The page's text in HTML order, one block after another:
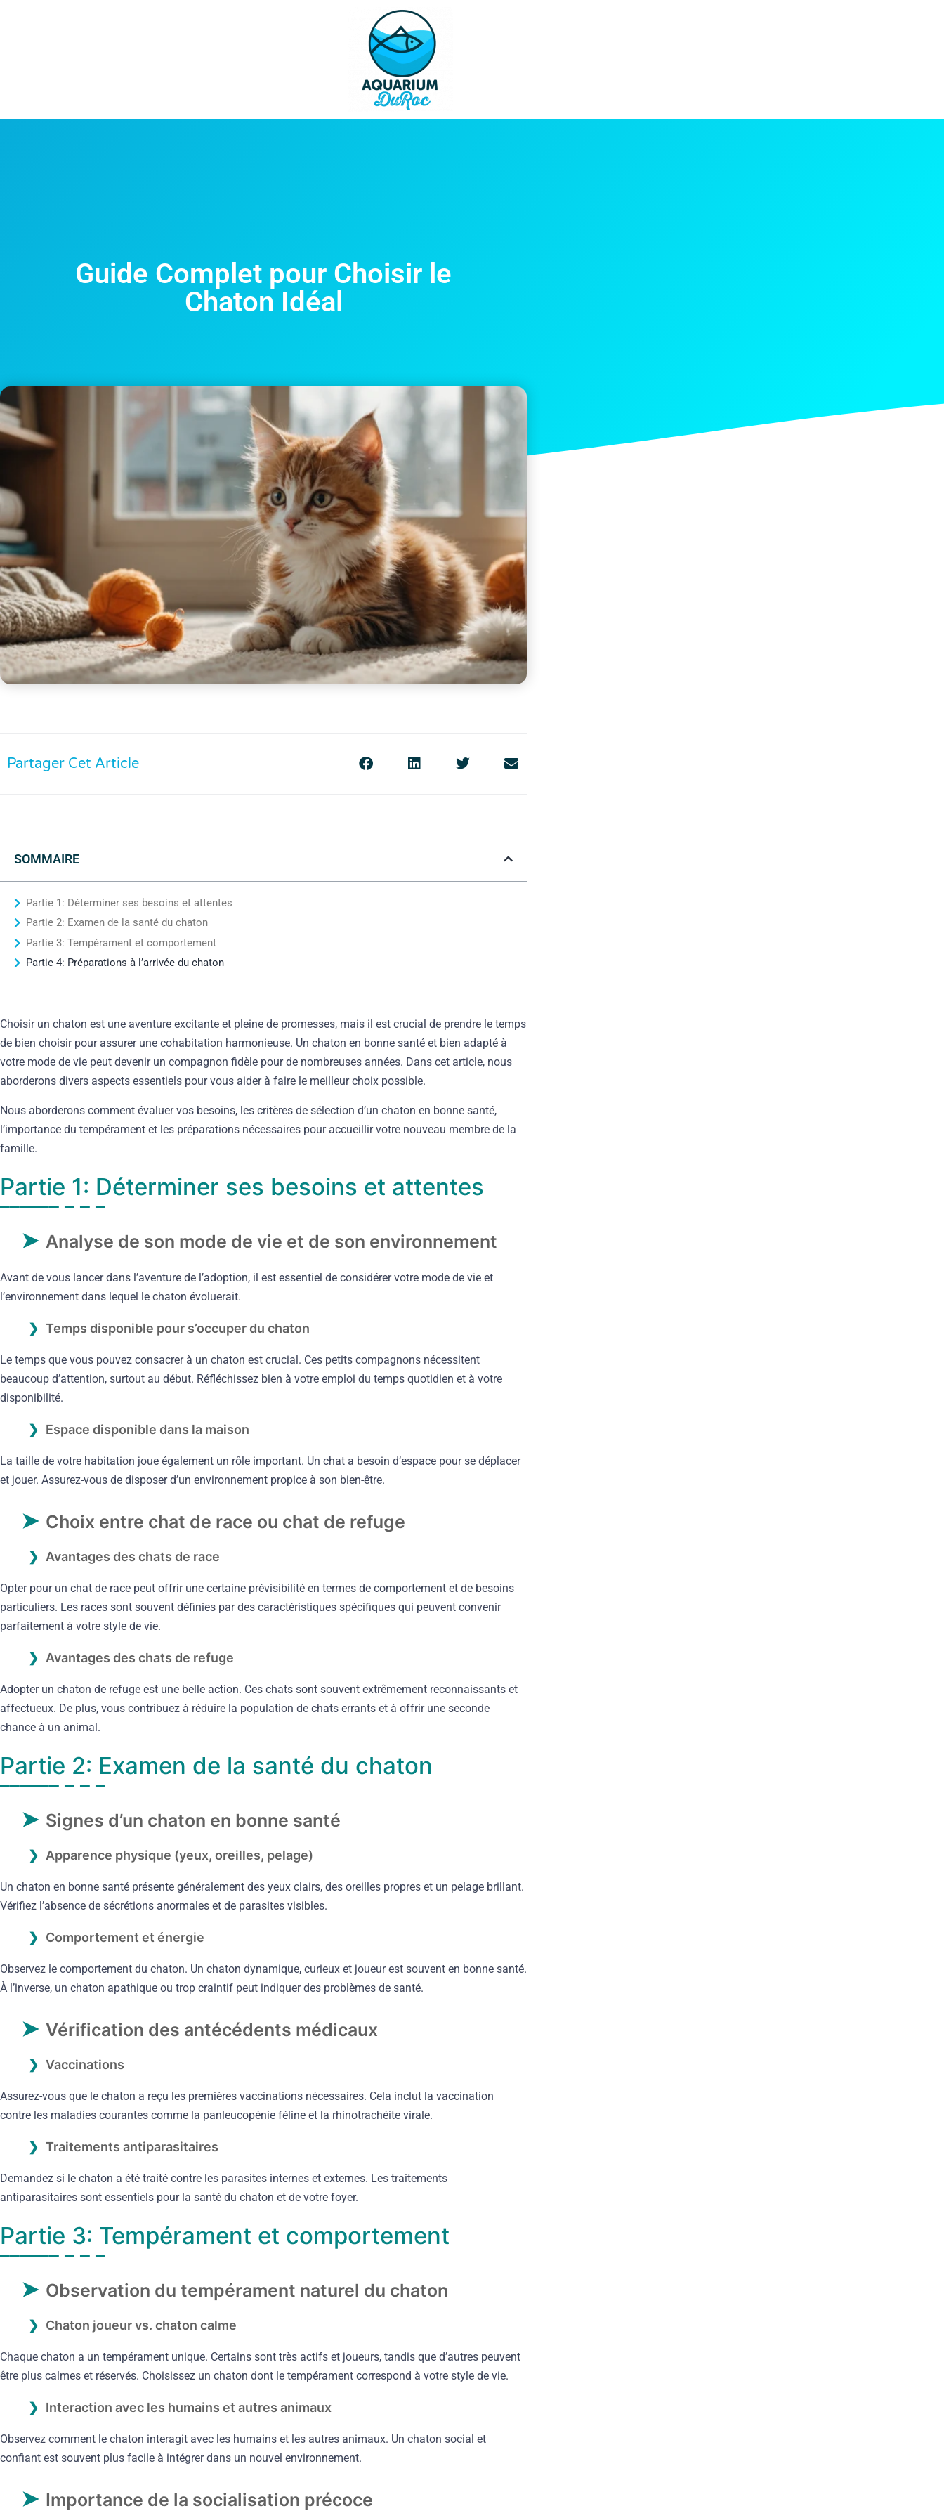
Guide Complet pour Choisir le
Chaton Idéal
Partager Cet Article
SOMMAIRE
Partie 1: Déterminer ses besoins et attentes
Partie 2: Examen de la santé du chaton
Partie 3: Tempérament et comportement
Partie 4: Préparations à l’arrivée du chaton
Choisir un chaton est une aventure excitante et pleine de promesses, mais il est crucial de prendre le temps
de bien choisir pour assurer une cohabitation harmonieuse. Un chaton en bonne santé et bien adapté à
votre mode de vie peut devenir un compagnon fidèle pour de nombreuses années. Dans cet article, nous
aborderons divers aspects essentiels pour vous aider à faire le meilleur choix possible.
Nous aborderons comment évaluer vos besoins, les critères de sélection d’un chaton en bonne santé,
l’importance du tempérament et les préparations nécessaires pour accueillir votre nouveau membre de la
famille.
Partie 1: Déterminer ses besoins et attentes
Analyse de son mode de vie et de son environnement
Avant de vous lancer dans l’aventure de l’adoption, il est essentiel de considérer votre mode de vie et
l’environnement dans lequel le chaton évoluerait.
Temps disponible pour s’occuper du chaton
Le temps que vous pouvez consacrer à un chaton est crucial. Ces petits compagnons nécessitent
beaucoup d’attention, surtout au début. Réfléchissez bien à votre emploi du temps quotidien et à votre
disponibilité.
Espace disponible dans la maison
La taille de votre habitation joue également un rôle important. Un chat a besoin d’espace pour se déplacer
et jouer. Assurez-vous de disposer d’un environnement propice à son bien-être.
Choix entre chat de race ou chat de refuge
Avantages des chats de race
Opter pour un chat de race peut offrir une certaine prévisibilité en termes de comportement et de besoins
particuliers. Les races sont souvent définies par des caractéristiques spécifiques qui peuvent convenir
parfaitement à votre style de vie.
Avantages des chats de refuge
Adopter un chaton de refuge est une belle action. Ces chats sont souvent extrêmement reconnaissants et
affectueux. De plus, vous contribuez à réduire la population de chats errants et à offrir une seconde
chance à un animal.
Partie 2: Examen de la santé du chaton
Signes d’un chaton en bonne santé
Apparence physique (yeux, oreilles, pelage)
Un chaton en bonne santé présente généralement des yeux clairs, des oreilles propres et un pelage brillant.
Vérifiez l’absence de sécrétions anormales et de parasites visibles.
Comportement et énergie
Observez le comportement du chaton. Un chaton dynamique, curieux et joueur est souvent en bonne santé.
À l’inverse, un chaton apathique ou trop craintif peut indiquer des problèmes de santé.
Vérification des antécédents médicaux
Vaccinations
Assurez-vous que le chaton a reçu les premières vaccinations nécessaires. Cela inclut la vaccination
contre les maladies courantes comme la panleucopénie féline et la rhinotrachéite virale.
Traitements antiparasitaires
Demandez si le chaton a été traité contre les parasites internes et externes. Les traitements
antiparasitaires sont essentiels pour la santé du chaton et de votre foyer.
Partie 3: Tempérament et comportement
Observation du tempérament naturel du chaton
Chaton joueur vs. chaton calme
Chaque chaton a un tempérament unique. Certains sont très actifs et joueurs, tandis que d’autres peuvent
être plus calmes et réservés. Choisissez un chaton dont le tempérament correspond à votre style de vie.
Interaction avec les humains et autres animaux
Observez comment le chaton interagit avec les humains et les autres animaux. Un chaton social et
confiant est souvent plus facile à intégrer dans un nouvel environnement.
Importance de la socialisation précoce